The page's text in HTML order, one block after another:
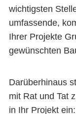
wichtigsten
umfassende,
Ihrer Projekte
gewünschten
Darüberhinaus
mit Rat und Tat
in Ihr Projekt